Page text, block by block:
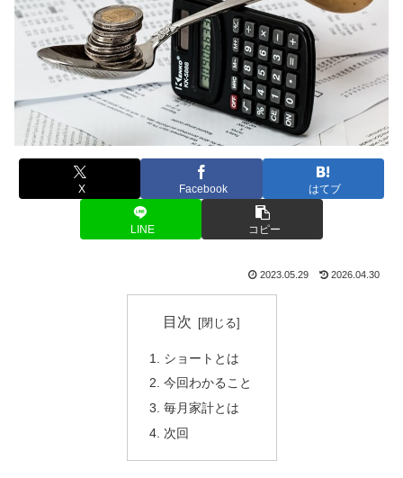
X Facebook はてブ
LINE コピー
2023.05.29 2026.04.30
目次
ショートとは
今回わかること
毎月家計とは
次回